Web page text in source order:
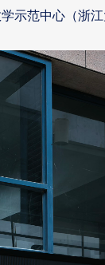
示范中心（浙